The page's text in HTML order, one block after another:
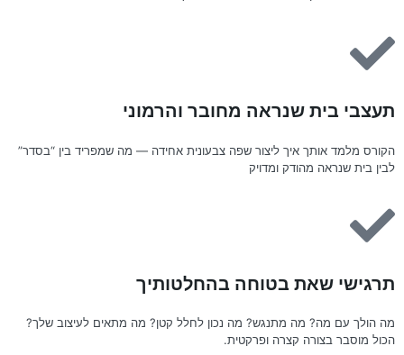
תעצבי בית שנראה מחובר והרמוני
הקורס מלמד אותך איך ליצור שפה צבעונית אחידה — מה שמפריד בין “בסדר”
לבין בית שנראה מהודק ומדויק
תרגישי שאת בטוחה בהחלטותיך
מה הולך עם מה? מה מתנגש? מה נכון לחלל קטן? מה מתאים לעיצוב שלך?
הכול מוסבר בצורה קצרה ופרקטית.